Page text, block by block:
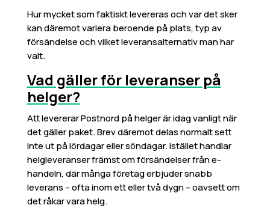
Hur mycket som faktiskt levereras och var det sker
kan däremot variera beroende på plats, typ av
försändelse och vilket leveransalternativ man har
valt.
Vad gäller för leveranser på
helger?
Att levererar Postnord på helger är idag vanligt när
det gäller paket. Brev däremot delas normalt sett
inte ut på lördagar eller söndagar. Istället handlar
helgleveranser främst om försändelser från e-
handeln, där många företag erbjuder snabb
leverans – ofta inom ett eller två dygn – oavsett om
det råkar vara helg.